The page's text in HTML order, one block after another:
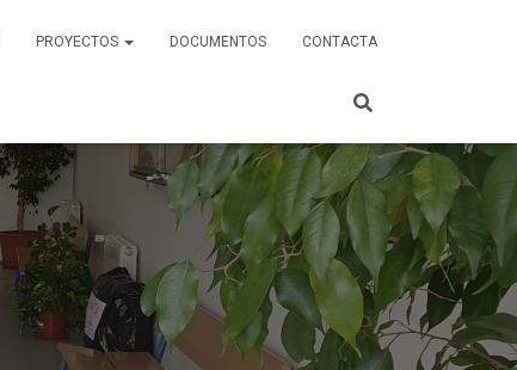
PROYECTOS DOCUMENTOS CONTACTA